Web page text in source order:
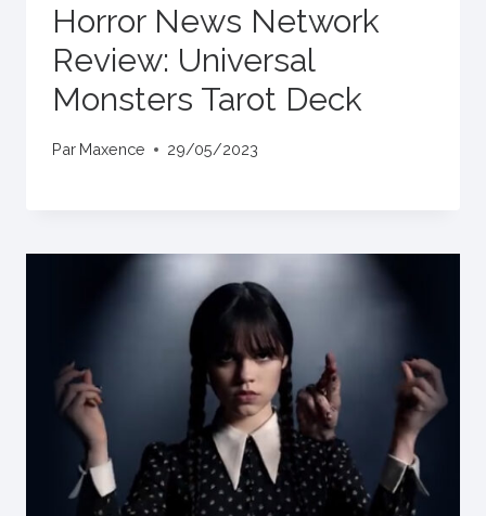
Horror News Network
Review: Universal
Monsters Tarot Deck
Par Maxence 29/05/2023